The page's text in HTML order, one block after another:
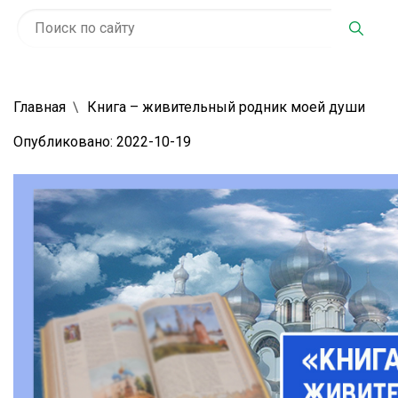
Главная Книга – живительный родник моей души
Опубликовано: 2022-10-19